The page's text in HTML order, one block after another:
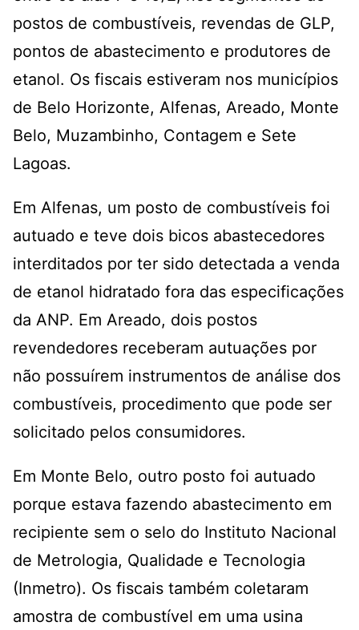
postos de combustíveis, revendas de GLP,
pontos de abastecimento e produtores de
etanol. Os fiscais estiveram nos municípios
de Belo Horizonte, Alfenas, Areado, Monte
Belo, Muzambinho, Contagem e Sete
Lagoas.
Em Alfenas, um posto de combustíveis foi
autuado e teve dois bicos abastecedores
interditados por ter sido detectada a venda
de etanol hidratado fora das especificações
da ANP. Em Areado, dois postos
revendedores receberam autuações por
não possuírem instrumentos de análise dos
combustíveis, procedimento que pode ser
solicitado pelos consumidores.
Em Monte Belo, outro posto foi autuado
porque estava fazendo abastecimento em
recipiente sem o selo do Instituto Nacional
de Metrologia, Qualidade e Tecnologia
(Inmetro). Os fiscais também coletaram
amostra de combustível em uma usina